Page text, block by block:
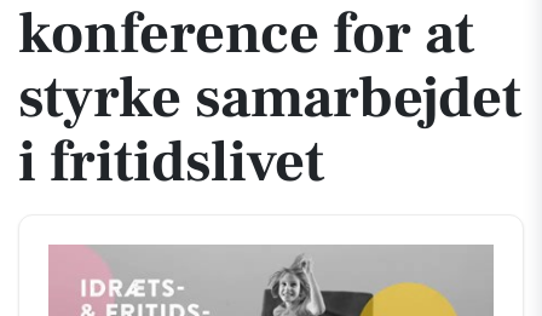
konference for at
styrke samarbejdet
i fritidslivet